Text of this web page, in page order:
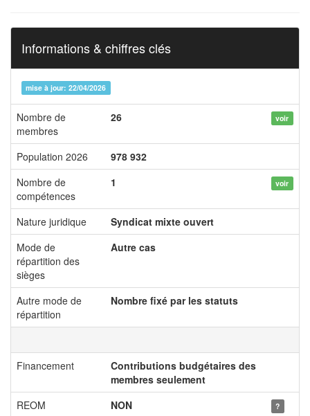
Informations & chiffres clés
mise à jour: 22/04/2026
Nombre de
membres
26 voir
Population 2026
978 932
Nombre de
compétences
1 voir
Nature juridique
Syndicat mixte ouvert
Mode de
répartition des
sièges
Autre cas
Autre mode de
répartition
Nombre fixé par les statuts
Financement
Contributions budgétaires des
membres seulement
REOM
NON ?